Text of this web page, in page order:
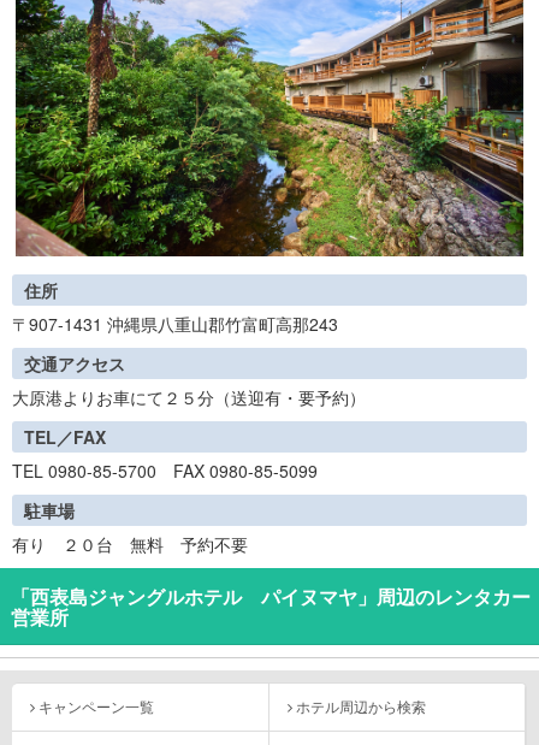
住所
〒907-1431 沖縄県八重山郡竹富町高那243
交通アクセス
大原港よりお車にて２５分（送迎有・要予約）
TEL／FAX
TEL 0980-85-5700 FAX 0980-85-5099
駐車場
有り ２０台 無料 予約不要
「西表島ジャングルホテル パイヌマヤ」周辺のレンタカー
営業所
キャンペーン一覧 ホテル周辺から検索